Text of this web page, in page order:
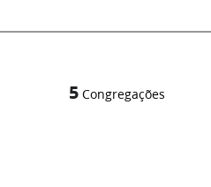
5 Congregações